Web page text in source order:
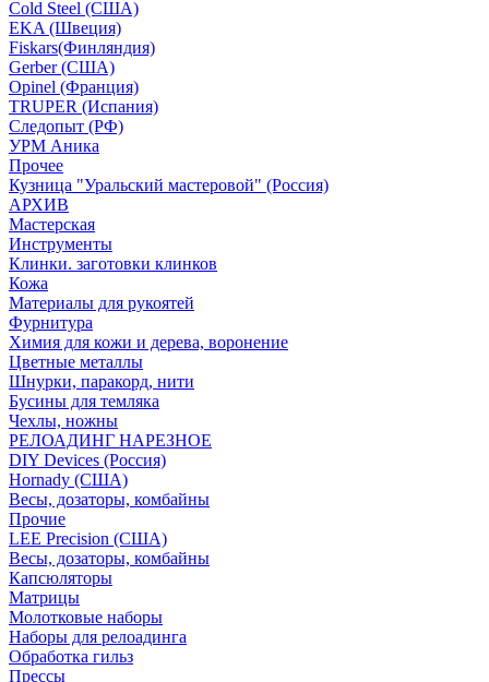
Cold Steel (США)
EKA (Швеция)
Fiskars(Финляндия)
Gerber (США)
Opinel (Франция)
TRUPER (Испания)
Следопыт (РФ)
УРМ Аника
Прочее
Кузница "Уральский мастеровой" (Россия)
АРХИВ
Мастерская
Инструменты
Клинки. заготовки клинков
Кожа
Материалы для рукоятей
Фурнитура
Химия для кожи и дерева, воронение
Цветные металлы
Шнурки, паракорд, нити
Бусины для темляка
Чехлы, ножны
РЕЛОАДИНГ НАРЕЗНОЕ
DIY Devices (Россия)
Hornady (США)
Весы, дозаторы, комбайны
Прочие
LEE Precision (США)
Весы, дозаторы, комбайны
Капсюляторы
Матрицы
Молотковые наборы
Наборы для релоадинга
Обработка гильз
Преcсы